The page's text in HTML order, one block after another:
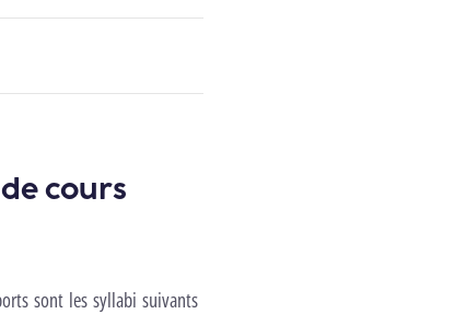
cours
sont les syllabi suivants